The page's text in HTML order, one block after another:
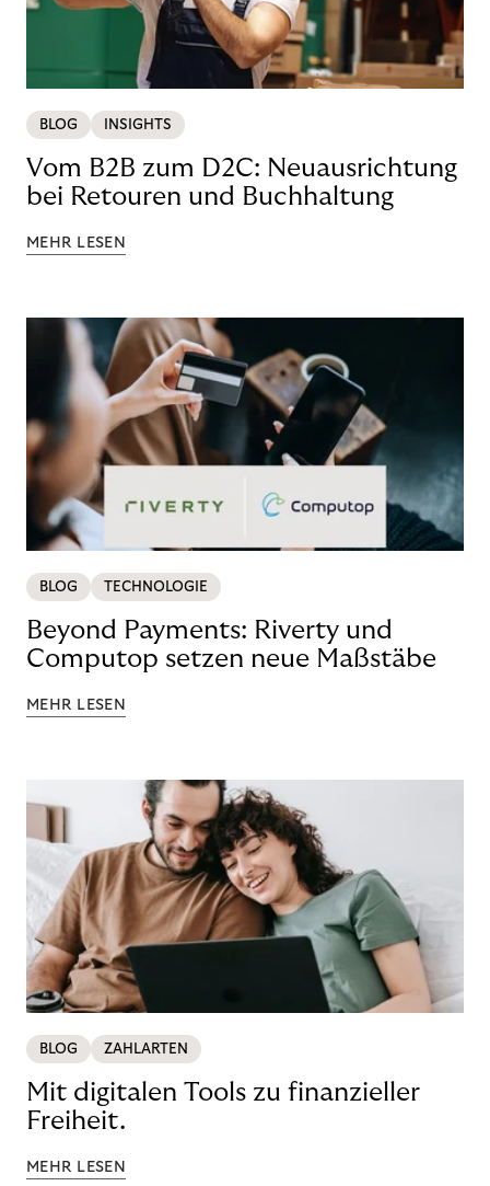
BLOG INSIGHTS
Vom B2B zum D2C: Neuausrichtung
bei Retouren und Buchhaltung
MEHR LESEN
BLOG TECHNOLOGIE
Beyond Payments: Riverty und
Computop setzen neue Maßstäbe
MEHR LESEN
BLOG ZAHLARTEN
Mit digitalen Tools zu finanzieller
Freiheit.
MEHR LESEN